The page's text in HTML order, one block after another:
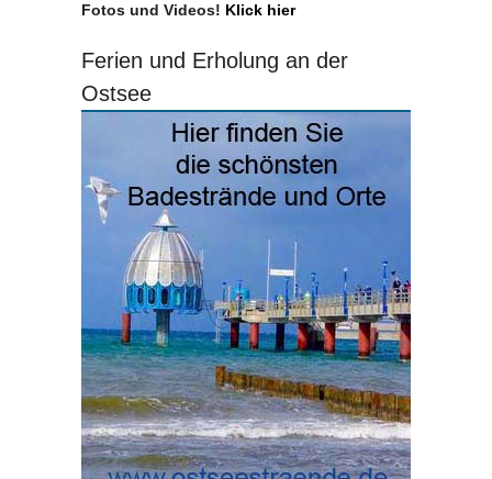
Fotos und Videos! Klick hier
Ferien und Erholung an der
Ostsee